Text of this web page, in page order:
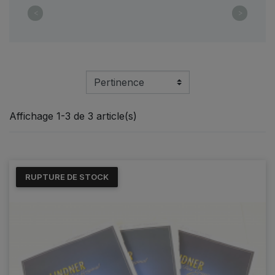
< >
Affichage 1-3 de 3 article(s)
RUPTURE DE STOCK